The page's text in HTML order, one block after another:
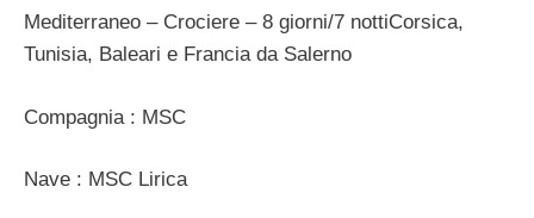
Mediterraneo – Crociere – 8 giorni/7 nottiCorsica,
Tunisia, Baleari e Francia da Salerno
Compagnia : MSC
Nave : MSC Lirica